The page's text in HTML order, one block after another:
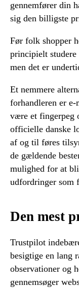
gennemfører din
sig den billigste
Før folk shopper
principielt studere
men det er
Et nemmere
forhandleren er
være et fingerpeg
officielle danske
af og til føres
de gældende
mulighed for at
udfordringer som
Den mest
Trustpilot
besigtige en lang
observationer og
gennemsøger